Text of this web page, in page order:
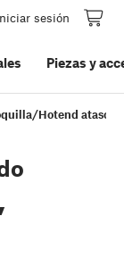
sesión
Piezas y
Hotend